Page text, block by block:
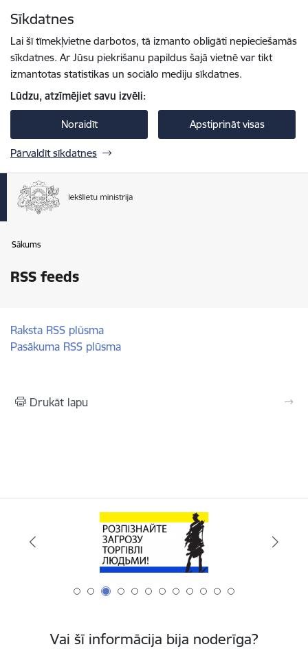
Sīkdatnes
Lai šī tīmekļvietne darbotos, tā izmanto obligāti nepieciešamās
sīkdatnes. Ar Jūsu piekrišanu papildus šajā vietnē var tikt
izmantotas statistikas un sociālo mediju sīkdatnes.
Lūdzu, atzīmējiet savu izvēli:
Noraidīt Apstiprināt visas
Pārvaldīt sīkdatnes
Sākums
RSS feeds
Raksta RSS plūsma
Pasākuma RSS plūsma
Drukāt lapu
Vai šī informācija bija noderīga?